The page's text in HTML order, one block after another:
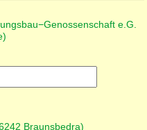
e.G.
Braunsbedra)